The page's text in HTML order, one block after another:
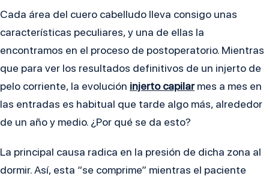
Cada área del cuero cabelludo lleva consigo unas
características peculiares, y una de ellas la
encontramos en el proceso de postoperatorio. Mientras
que para ver los resultados definitivos de un injerto de
pelo corriente, la evolución injerto capilar mes a mes en
las entradas es habitual que tarde algo más, alrededor
de un año y medio. ¿Por qué se da esto?
La principal causa radica en la presión de dicha zona al
dormir. Así, esta “se comprime” mientras el paciente